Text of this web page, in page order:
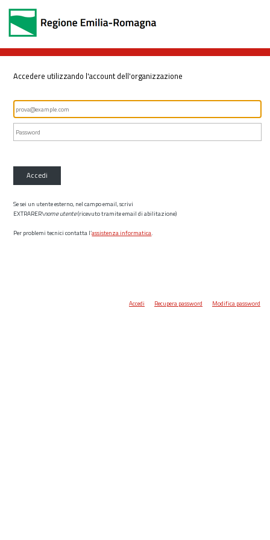
Accedere utilizzando l'account dell'organizzazione
Accedi
Se sei un utente esterno, nel campo email, scrivi
EXTRARER\nome utente(ricevuto tramite email di abilitazione)
Per problemi tecnici contatta l’assistenza informatica.
Accedi Recupera password Modifica password